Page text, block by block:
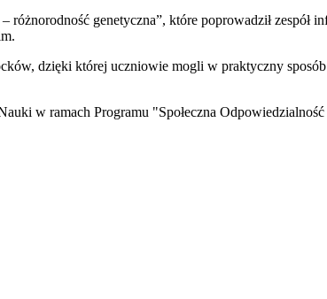
genetyczna”, które poprowadził
dzięki której uczniowie mogli w praktyczny
w ramach Programu "Społeczna